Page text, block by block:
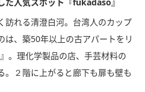
訪れる清澄白河。台湾人のカップ
は、築50年以上の古アパートをリ
。理化学製品の店、手芸材料の
。２階に上がると廊下も扉も壁も